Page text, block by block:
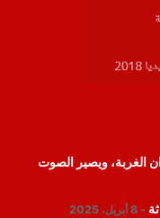
الغربة، ويصير الصوت
8 أبريل، 2025